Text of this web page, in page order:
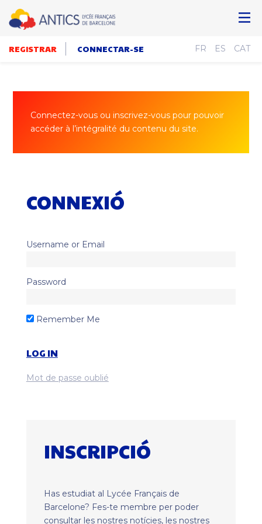
REGISTRAR CONNECTAR-SE FR ES CAT
Connectez-vous ou inscrivez-vous pour pouvoir
accéder à l’intégralité du contenu du site.
CONNEXIÓ
Username or Email
Password
Remember Me
Mot de passe oublié
INSCRIPCIÓ
Has estudiat al Lycée Français de
Barcelone? Fes-te membre per poder
consultar les nostres notícies, les nostres